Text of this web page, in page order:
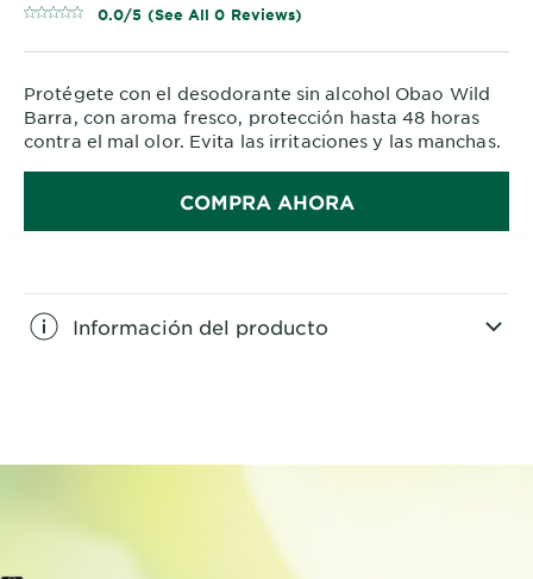
0.0/5 (See All 0 Reviews)
Protégete con el desodorante sin alcohol Obao Wild
Barra, con aroma fresco, protección hasta 48 horas
contra el mal olor. Evita las irritaciones y las manchas.
COMPRA AHORA
Información del producto